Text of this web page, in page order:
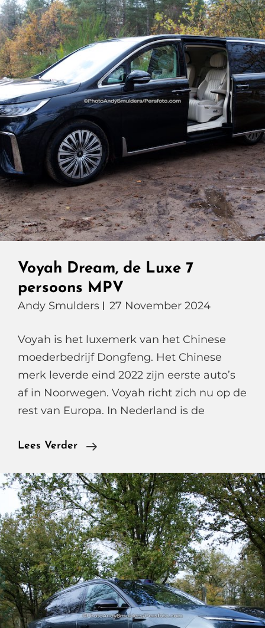
Voor
Nog
Geen
€
22.000,00
Voyah Dream, de Luxe 7
persoons MPV
Andy Smulders 27 November 2024
Voyah is het luxemerk van het Chinese
moederbedrijf Dongfeng. Het Chinese
merk leverde eind 2022 zijn eerste auto’s
af in Noorwegen. Voyah richt zich nu op de
rest van Europa. In Nederland is de
Lees Verder
Voyah
De
Luxe
7
Persoons
MPV